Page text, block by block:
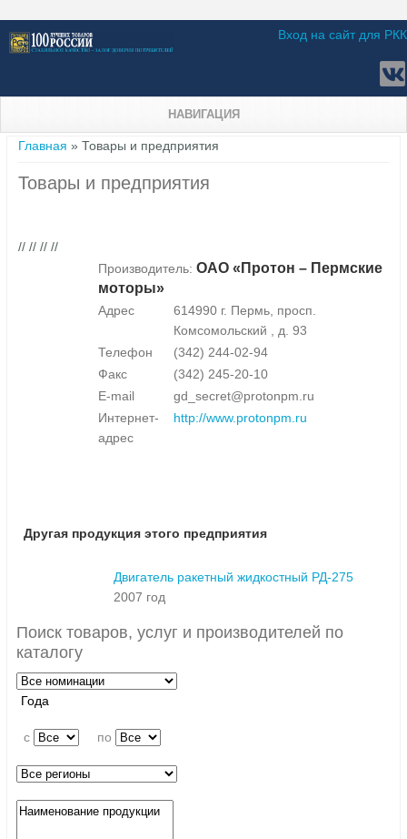
Вход на сайт для РКК
НАВИГАЦИЯ
Вы здесь
Главная » Товары и предприятия
Товары и предприятия
// // // //
Производитель: ОАО «Протон – Пермские
моторы»
Адрес
614990 г. Пермь, просп.
Комсомольский , д. 93
Телефон
(342) 244-02-94
Факс
(342) 245-20-10
E-mail
gd_secret@protonpm.ru
Интернет-
адрес
http://www.protonpm.ru
Другая продукция этого предприятия
Двигатель ракетный жидкостный РД-275
2007 год
Поиск товаров, услуг и производителей по
каталогу
Года
c по